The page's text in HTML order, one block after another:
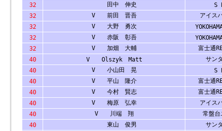
32
田中 伸史
S
32
V 前田 晋吾
アイス
32
V 大野 勇次
32
V 赤阪 彰吾
32
V 加畑 大輔
富士通
40
V Olszyk Matt
サン
40
V 小山田 晃
S
40
V 平山 隆介
富士通
40
V 今村 賢志
富士通
40
V 梅原 弘幸
アイス
40
V 川端 翔
常盤台
40
東山 俊男
サン